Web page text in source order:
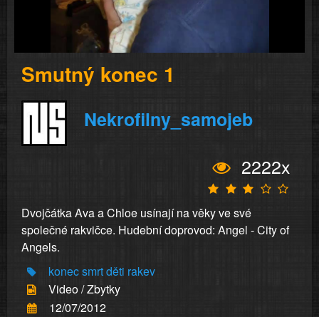
Video
Smutný konec 1
Nekrofilny_samojeb
2222x
Dvojčátka Ava a Chloe usínají na věky ve své
společné rakvičce. Hudební doprovod: Angel - City of
Angels.
konecsmrtděti rakev
Video / Zbytky
12/07/2012